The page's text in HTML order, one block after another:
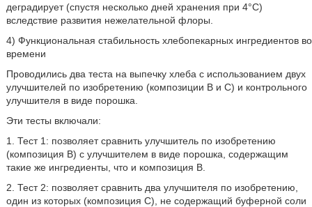
деградирует (спустя несколько дней хранения при 4°С)
вследствие развития нежелательной флоры.
4) Функциональная стабильность хлебопекарных ингредиентов во
времени
Проводились два теста на выпечку хлеба с использованием двух
улучшителей по изобретению (композиции В и С) и контрольного
улучшителя в виде порошка.
Эти тесты включали:
1. Тест 1: позволяет сравнить улучшитель по изобретению
(композиция B) с улучшителем в виде порошка, содержащим
такие же ингредиенты, что и композиция B.
2. Тест 2: позволяет сравнить два улучшителя по изобретению,
один из которых (композиция C), не содержащий буферной соли